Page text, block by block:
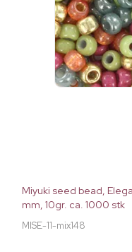
Miyuki seed bead,
mm, 10gr. ca. 1000 stk
MISE-11-mix148